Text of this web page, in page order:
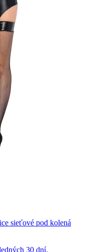
sieťové pod kolená
30 dní.